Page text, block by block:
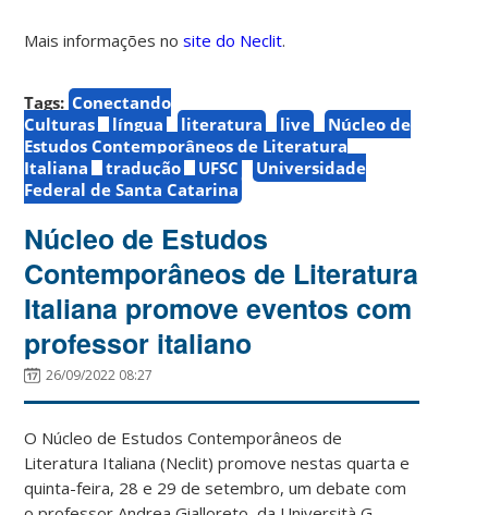
Mais informações nosite do Neclit.
Tags: Conectando
Culturas
língua literatura live
Núcleo de
Estudos Contemporâneos de Literatura
Italiana
tradução UFSC
Universidade
Federal de Santa Catarina
Núcleo de Estudos
Contemporâneos de Literatura
Italiana promove eventos com
professor italiano
26/09/2022 08:27
O Núcleo de Estudos Contemporâneos de
Literatura Italiana (Neclit) promove nestas quarta e
quinta-feira, 28 e 29 de setembro, um debate com